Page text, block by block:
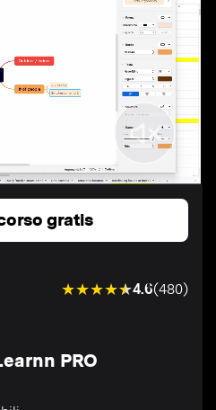
gratis
4.6(480)
PRO